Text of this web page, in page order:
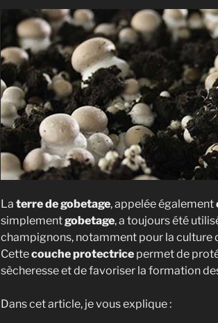
La terre de gobetage, appelée également
simplementgobetage, a toujours été
champignons, notamment pour la culture
Cettecouche protectrice permet de
sècheresse et de favoriser la formation
Dans cet article, je vous explique :